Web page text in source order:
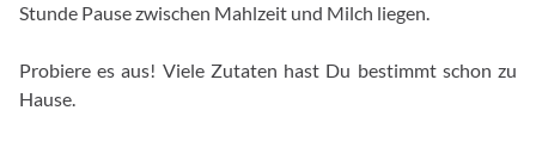
Stunde Pause zwischen Mahlzeit und Milch liegen.
Probiere es aus! Viele Zutaten hast Du bestimmt schon zu
Hause.